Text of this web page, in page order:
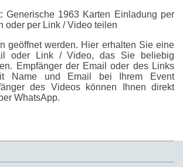
Generische 1963 Karten Einladung per
oder per Link / Video teilen
geöffnet werden. Hier erhalten Sie eine
oder Link / Video, das Sie beliebig
Empfänger der Email oder des Links
Name und Email bei Ihrem Event
des Videos können Ihnen direkt
WhatsApp.